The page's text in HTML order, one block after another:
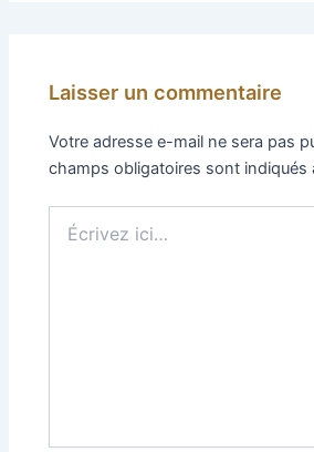
Laisser un commentaire
Votre adresse e-mail ne sera pas
champs obligatoires sont indiqués
ici…